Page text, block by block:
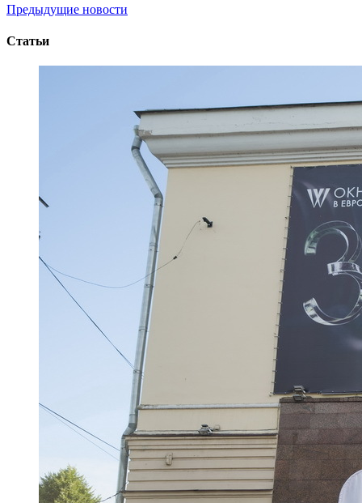
Предыдущие новости
Статьи